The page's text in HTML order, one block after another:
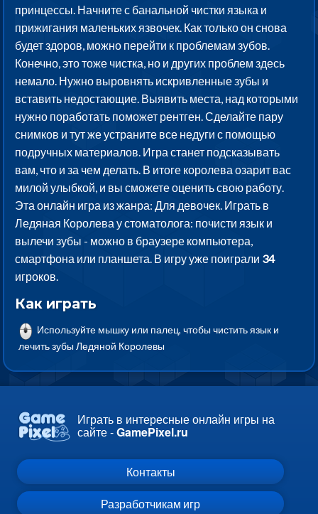
принцессы. Начните с банальной чистки языка и
прижигания маленьких язвочек. Как только он снова
будет здоров, можно перейти к проблемам зубов.
Конечно, это тоже чистка, но и других проблем здесь
немало. Нужно выровнять искривленные зубы и
вставить недостающие. Выявить места, над которыми
нужно поработать поможет рентген. Сделайте пару
снимков и тут же устраните все недуги с помощью
подручных материалов. Игра станет подсказывать
вам, что и за чем делать. В итоге королева озарит вас
милой улыбкой, и вы сможете оценить свою работу.
Эта онлайн игра из жанра: Для девочек. Играть в
Ледяная Королева у стоматолога: почисти язык и
вылечи зубы - можно в браузере компьютера,
смартфона или планшета. В игру уже поиграли 34
игроков.
Как играть
Используйте мышку или палец, чтобы чистить язык и
лечить зубы Ледяной Королевы
Играть в интересные онлайн игры на
сайте -GamePixel.ru
Контакты
Разработчикам игр